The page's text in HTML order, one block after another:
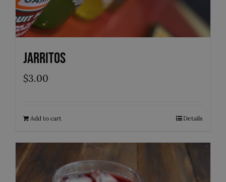
Jarritos
$3.00
Add to cart Details